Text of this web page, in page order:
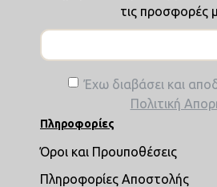
τις προσφορές
Έχω διαβάσει και
Πολιτική
Πληροφορίες
Όροι και Προυποθέσεις
Πληροφορίες Αποστολής